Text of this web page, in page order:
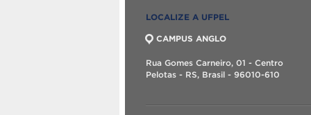
LOCALIZE A UFPEL
CAMPUS ANGLO
Rua Gomes Carneiro, 01 - Centro
Pelotas - RS, Brasil - 96010-610